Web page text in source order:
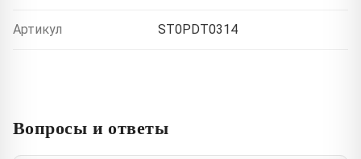
Артикул ST0PDT0314
Вопросы и ответы